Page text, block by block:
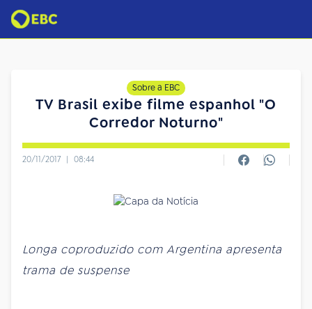
Sobre a EBC
TV Brasil exibe filme espanhol "O
Corredor Noturno"
20/11/2017 | 08:44
Longa coproduzido com Argentina apresenta
trama de suspense